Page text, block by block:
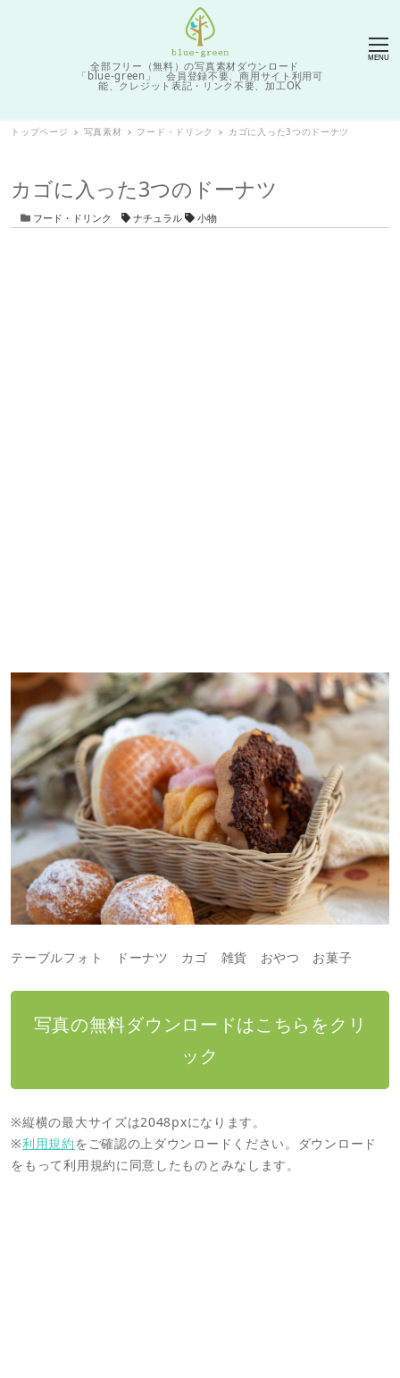
全部フリー（無料）の写真素材ダウンロード
「blue-green」 会員登録不要、商用サイト利用可
能、クレジット表記・リンク不要、加工OK
MENU
トップページ 写真素材 フード・ドリンク カゴに入った3つのドーナツ
カゴに入った3つのドーナツ
カテゴリー
フード・ドリンク タグナチュラル 小物
テーブルフォト ドーナツ カゴ 雑貨 おやつ お菓子
写真の無料ダウンロードはこちらをクリ
ック
※縦横の最大サイズは2048pxになります。
※利用規約をご確認の上ダウンロードください。ダウンロード
をもって利用規約に同意したものとみなします。